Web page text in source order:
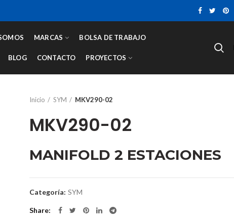
MARCAS BOLSA DE TRABAJO
BLOG CONTACTO PROYECTOS
Inicio
SYM MKV290-02
MKV290-02
MANIFOLD 2 ESTACIONES
Categoría: SYM
Share